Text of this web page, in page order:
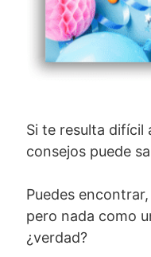
Si te resulta difícil
consejos puede
Puedes
pero nada como
¿verdad?